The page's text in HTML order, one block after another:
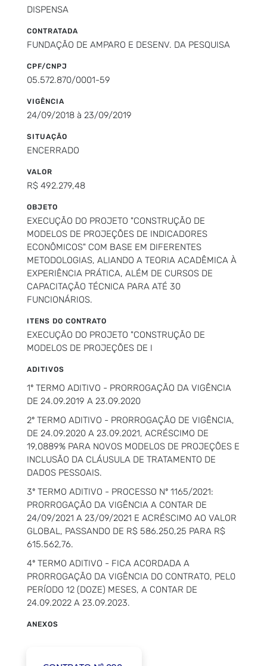
DISPENSA
CONTRATADA
FUNDAÇÃO DE AMPARO E DESENV. DA PESQUISA
CPF/CNPJ
05.572.870/0001-59
VIGÊNCIA
24/09/2018 à 23/09/2019
SITUAÇÃO
ENCERRADO
VALOR
R$ 492.279,48
OBJETO
EXECUÇÃO DO PROJETO "CONSTRUÇÃO DE
MODELOS DE PROJEÇÕES DE INDICADORES
ECONÔMICOS" COM BASE EM DIFERENTES
METODOLOGIAS, ALIANDO A TEORIA ACADÊMICA À
EXPERIÊNCIA PRÁTICA, ALÉM DE CURSOS DE
CAPACITAÇÃO TÉCNICA PARA ATÉ 30
FUNCIONÁRIOS.
ITENS DO CONTRATO
EXECUÇÃO DO PROJETO "CONSTRUÇÃO DE
MODELOS DE PROJEÇÕES DE I
ADITIVOS
1º TERMO ADITIVO - PRORROGAÇÃO DA VIGÊNCIA
DE 24.09.2019 A 23.09.2020
2º TERMO ADITIVO - PRORROGAÇÃO DE VIGÊNCIA,
DE 24.09.2020 A 23.09.2021, ACRÉSCIMO DE
19,0889% PARA NOVOS MODELOS DE PROJEÇÕES E
INCLUSÃO DA CLÁUSULA DE TRATAMENTO DE
DADOS PESSOAIS.
3º TERMO ADITIVO - PROCESSO Nº 1165/2021:
PRORROGAÇÃO DA VIGÊNCIA A CONTAR DE
24/09/2021 A 23/09/2021 E ACRÉSCIMO AO VALOR
GLOBAL, PASSANDO DE R$ 586.250,25 PARA R$
615.562,76.
4º TERMO ADITIVO - FICA ACORDADA A
PRORROGAÇÃO DA VIGÊNCIA DO CONTRATO, PEL0
PERÍODO 12 (DOZE) MESES, A CONTAR DE
24.09.2022 A 23.09.2023.
ANEXOS